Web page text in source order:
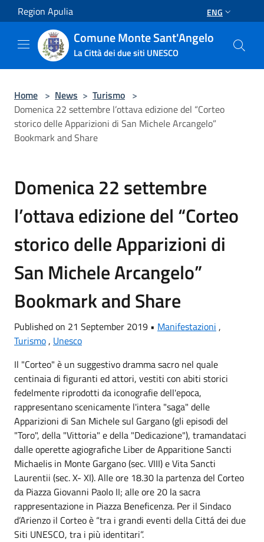
Salta al contenuto principale
Region Apulia ENG
Comune Monte Sant'Angelo
La Città dei due siti UNESCO
Home > News > Turismo >
Domenica 22 settembre l’ottava edizione del “Corteo
storico delle Apparizioni di San Michele Arcangelo”
Bookmark and Share
Domenica 22 settembre
l’ottava edizione del “Corteo
storico delle Apparizioni di
San Michele Arcangelo”
Bookmark and Share
Published on 21 September 2019 • Manifestazioni ,
Turismo, Unesco
Il "Corteo" è un suggestivo dramma sacro nel quale
centinaia di figuranti ed attori, vestiti con abiti storici
fedelmente riprodotti da iconografie dell'epoca,
rappresentano scenicamente l'intera "saga" delle
Apparizioni di San Michele sul Gargano (gli episodi del
"Toro", della "Vittoria" e della "Dedicazione"), tramandataci
dalle operette agiografiche Liber de Apparitione Sancti
Michaelis in Monte Gargano (sec. VIII) e Vita Sancti
Laurentii (sec. X- XI). Alle ore 18.30 la partenza del Corteo
da Piazza Giovanni Paolo II; alle ore 20 la sacra
rappresentazione in Piazza Beneficenza. Per il Sindaco
d’Arienzo il Corteo è “tra i grandi eventi della Cittá dei due
Siti UNESCO, tra i più identitari”.